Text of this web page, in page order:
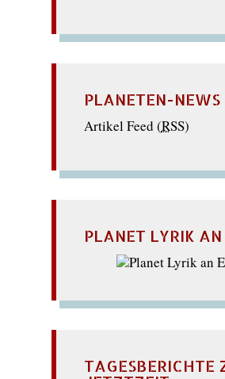
PLANETEN-NEWS
Artikel Feed (RSS)
PLANET LYRIK AN
TAGESBERICHTE